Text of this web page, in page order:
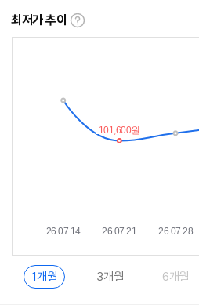
최저가 추이
최
1개월 3개월 6개월